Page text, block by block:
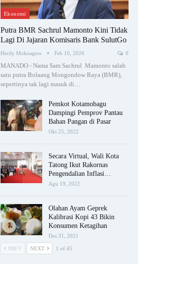
Ekonomi
Putra BMR Sachrul Mamonto Kini Tidak
Lagi Di Jajaran Komisaris Bank SulutGo
Herdy Mokoagow Feb 10, 2026 0
MANADO - Nama Sam Sachrul Mamonto salah
satu putra Bolaang Mongondow Raya (BMR),
sepertinya tak lagi masuk di…
Pemkot Kotamobagu
Dampingi Pemprov Pantau
Bahan Pangan di Pasar
Okt 25, 2022
Secara Virtual, Wali Kota
Tatong Ikut Rakornas
Pengendalian Inflasi…
Agu 19, 2022
Olahan Ayam Geprek
Kalibrasi Kopi 43 Bikin
Konsumen Ketagihan
Des 31, 2021
PREV NEXT 1 of 45